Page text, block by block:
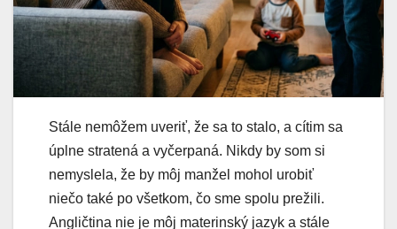
Stále nemôžem uveriť, že sa to stalo, a cítim sa
úplne stratená a vyčerpaná. Nikdy by som si
nemyslela, že by môj manžel mohol urobiť
niečo také po všetkom, čo sme spolu prežili.
Angličtina nie je môj materinský jazyk a stále